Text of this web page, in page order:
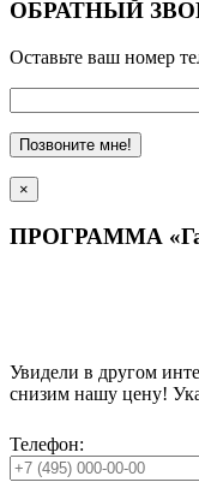
ОБРАТНЫЙ
Оставьте ваш номер
Позвоните мне!
×
ПРОГРАММА
Увидели в другом
снизим нашу цену!
Телефон: